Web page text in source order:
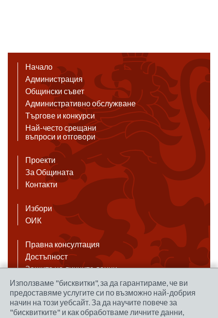
Начало
Администрация
Общински съвет
Административно обслужване
Търгове и конкурси
Най-често срещани
въпроси и отговори
Проекти
За Общината
Контакти
Избори
ОИК
Правна консултация
Достъпност
Защита на личните данни
Антикорупция
Връзки
Използваме "бисквитки", за да гарантираме, че ви
предоставяме услугите си по възможно най-добрия
начин на този уебсайт. За да научите повече за
"бисквитките" и как обработваме личните данни,